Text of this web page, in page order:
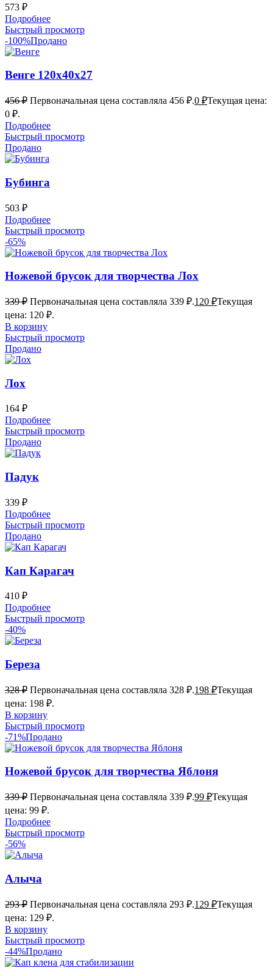
573 ₽
Подробнее
Быстрый просмотр
-100%Продано
Венге 120х40х27
456₽ Первоначальная цена составляла 456 ₽.0 ₽Текущая цена:
0 ₽.
Подробнее
Быстрый просмотр
Продано
Бубинга
503 ₽
Подробнее
Быстрый просмотр
-65%
Ножевой брусок для творчества Лох
339₽ Первоначальная цена составляла 339 ₽.120 ₽Текущая
цена: 120 ₽.
В корзину
Быстрый просмотр
Продано
Лох
164 ₽
Подробнее
Быстрый просмотр
Продано
Падук
339 ₽
Подробнее
Быстрый просмотр
Продано
Кап Карагач
410 ₽
Подробнее
Быстрый просмотр
-40%
Береза
328₽ Первоначальная цена составляла 328 ₽.198 ₽Текущая
цена: 198 ₽.
В корзину
Быстрый просмотр
-71%Продано
Ножевой брусок для творчества Яблоня
339₽ Первоначальная цена составляла 339 ₽.99 ₽Текущая
цена: 99 ₽.
Подробнее
Быстрый просмотр
-56%
Алыча
293₽ Первоначальная цена составляла 293 ₽.129 ₽Текущая
цена: 129 ₽.
В корзину
Быстрый просмотр
-44%Продано